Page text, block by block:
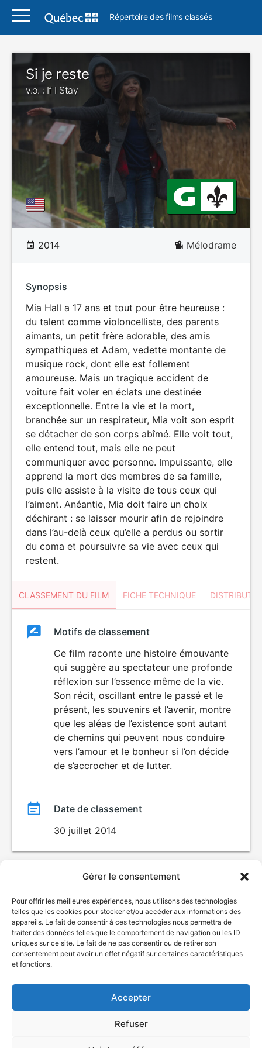
Gérer le consentement
Pour offrir les meilleures expériences, nous utilisons des technologies
telles que les cookies pour stocker et/ou accéder aux informations des
appareils. Le fait de consentir à ces technologies nous permettra de
traiter des données telles que le comportement de navigation ou les ID
uniques sur ce site. Le fait de ne pas consentir ou de retirer son
consentement peut avoir un effet négatif sur certaines caractéristiques
et fonctions.
Accepter
Refuser
Répertoire des films classés
Si je reste
v.o. : If I Stay
2014 Mélodrame
Synopsis
Mia Hall a 17 ans et tout pour être heureuse :
du talent comme violoncelliste, des parents
aimants, un petit frère adorable, des amis
sympathiques et Adam, vedette montante de
musique rock, dont elle est follement
amoureuse. Mais un tragique accident de
voiture fait voler en éclats une destinée
exceptionnelle. Entre la vie et la mort,
branchée sur un respirateur, Mia voit son esprit
se détacher de son corps abîmé. Elle voit tout,
elle entend tout, mais elle ne peut
communiquer avec personne. Impuissante, elle
apprend la mort des membres de sa famille,
puis elle assiste à la visite de tous ceux qui
l’aiment. Anéantie, Mia doit faire un choix
déchirant : se laisser mourir afin de rejoindre
dans l’au-delà ceux qu’elle a perdus ou sortir
du coma et poursuivre sa vie avec ceux qui
restent.
CLASSEMENT DU FILM FICHE TECHNIQUE
ClassementClassement
Motifs de classement
Ce film raconte une histoire émouvante
qui suggère au spectateur une profonde
réflexion sur l’essence même de la vie.
Son récit, oscillant entre le passé et le
présent, les souvenirs et l’avenir, montre
que les aléas de l’existence sont autant
de chemins qui peuvent nous conduire
vers l’amour et le bonheur si l’on décide
de s’accrocher et de lutter.
Date de classement
30 juillet 2014
© Gouvernement du Québec, 2026
Plan du site
Accessibilité
Accès à l'information
Déclaration de services